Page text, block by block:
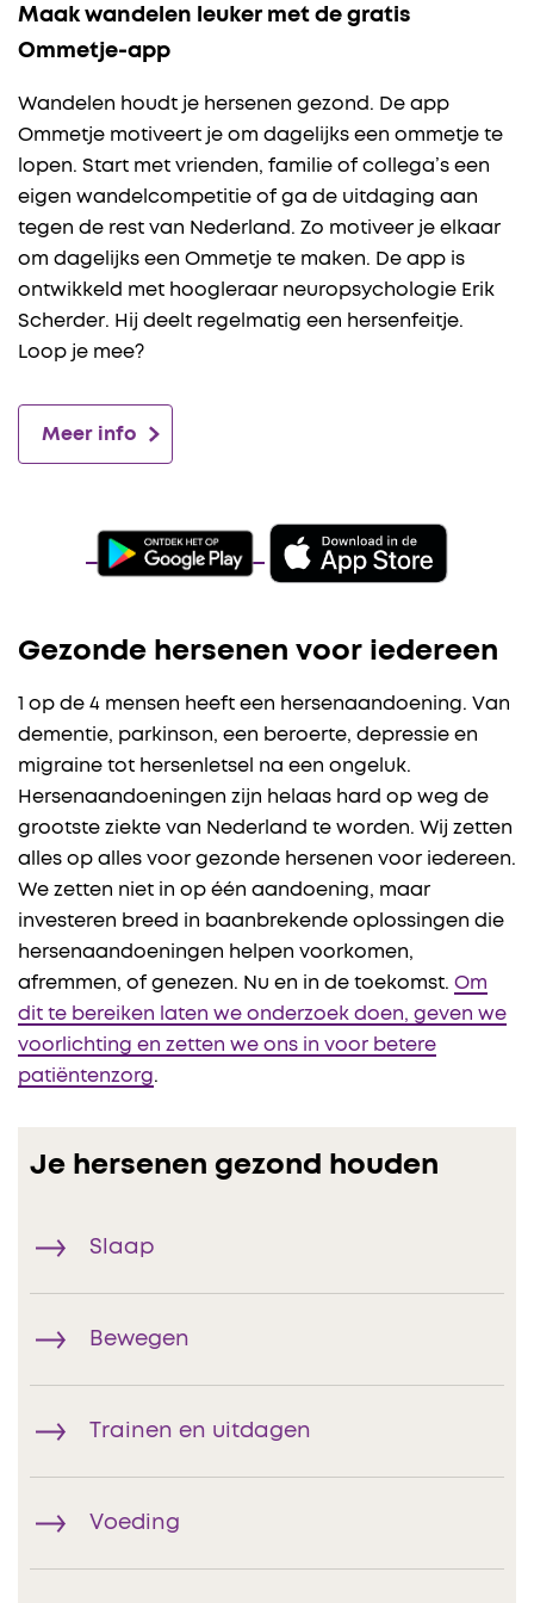
Maak wandelen leuker met de gratis
Ommetje-app
Wandelen houdt je hersenen gezond. De app
Ommetje motiveert je om dagelijks een ommetje te
lopen. Start met vrienden, familie of collega’s een
eigen wandelcompetitie of ga de uitdaging aan
tegen de rest van Nederland. Zo motiveer je elkaar
om dagelijks een Ommetje te maken. De app is
ontwikkeld met hoogleraar neuropsychologie Erik
Scherder. Hij deelt regelmatig een hersenfeitje.
Loop je mee?
Meer info
Gezonde hersenen voor iedereen
1 op de 4 mensen heeft een hersenaandoening. Van
dementie, parkinson, een beroerte, depressie en
migraine tot hersenletsel na een ongeluk.
Hersenaandoeningen zijn helaas hard op weg de
grootste ziekte van Nederland te worden. Wij zetten
alles op alles voor gezonde hersenen voor iedereen.
We zetten niet in op één aandoening, maar
investeren breed in baanbrekende oplossingen die
hersenaandoeningen helpen voorkomen,
afremmen, of genezen. Nu en in de toekomst. Om
dit te bereiken laten we onderzoek doen, geven we
voorlichting en zetten we ons in voor betere
patiëntenzorg.
Je hersenen gezond houden
Slaap
Bewegen
Trainen en uitdagen
Voeding